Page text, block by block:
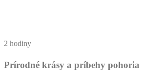
2 hodiny
Prírodné krásy a príbehy